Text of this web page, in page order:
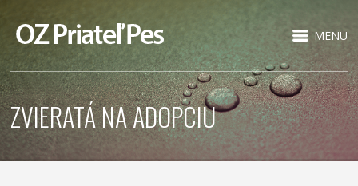
MENU
ZVIERATÁ NA ADOPCIU